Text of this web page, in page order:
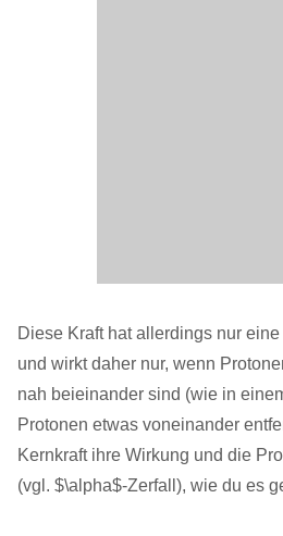
Diese Kraft hat allerdings nur
und wirkt daher nur, wenn
nah beieinander sind (wie in
Protonen etwas voneinander
Kernkraft ihre Wirkung und die
(vgl. $\alpha$-Zerfall), wie du es